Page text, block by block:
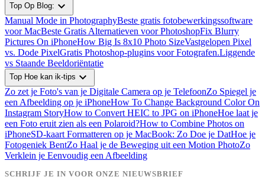
Top Op Blog: expand_more
Manual Mode in PhotographyBeste gratis fotobewerkingssoftware
voor MacBeste Gratis Alternatieven voor PhotoshopFix Blurry
Pictures On iPhoneHow Big Is 8x10 Photo SizeVastgelopen Pixel
vs. Dode PixelGratis Photoshop-plugins voor Fotografen.Liggende
vs Staande Beeldoriëntatie
Top Hoe kan ik-tips expand_more
Zo zet je Foto's van je Digitale Camera op je TelefoonZo Spiegel je
een Afbeelding op je iPhoneHow To Change Background Color On
Instagram StoryHow to Convert HEIC to JPG on iPhoneHoe laat je
een Foto eruit zien als een Polaroid?How to Combine Photos on
iPhoneSD-kaart Formatteren op je MacBook: Zo Doe je DatHoe je
Fotogeniek BentZo Haal je de Beweging uit een Motion PhotoZo
Verklein je Eenvoudig een Afbeelding
SCHRIJF JE IN VOOR ONZE NIEUWSBRIEF